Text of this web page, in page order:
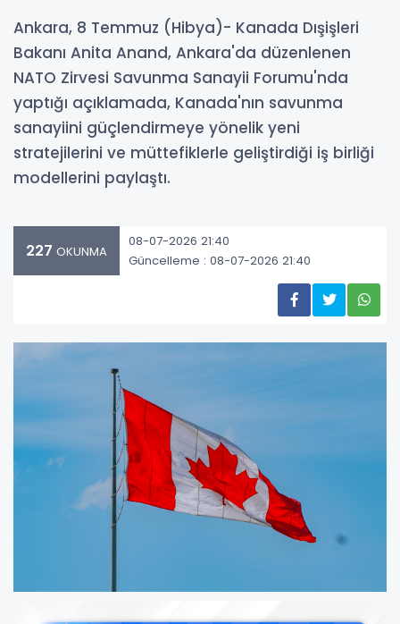
Ankara, 8 Temmuz (Hibya)- Kanada Dışişleri
Bakanı Anita Anand, Ankara'da düzenlenen
NATO Zirvesi Savunma Sanayii Forumu'nda
yaptığı açıklamada, Kanada'nın savunma
sanayiini güçlendirmeye yönelik yeni
stratejilerini ve müttefiklerle geliştirdiği iş birliği
modellerini paylaştı.
227 OKUNMA
08-07-2026 21:40
Güncelleme : 08-07-2026 21:40